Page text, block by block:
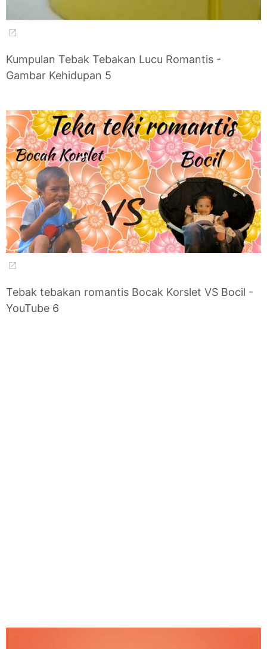
Kumpulan Tebak Tebakan Lucu Romantis -
Gambar Kehidupan 5
Tebak tebakan romantis Bocak Korslet VS Bocil -
YouTube 6